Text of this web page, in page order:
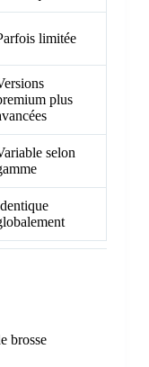
limitée
plus
selon
brosse